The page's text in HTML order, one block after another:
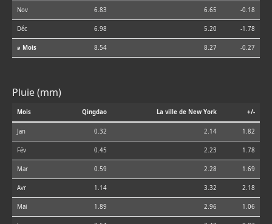
Nov 6.83 6.65 -0.18
Déc 6.98 5.20 -1.78
⌀ Mois 8.54 8.27 -0.27
Pluie (mm)
Mois Qingdao La ville de New York +/-
Jan 0.32 2.14 1.82
Fév 0.45 2.23 1.78
Mar 0.59 2.28 1.69
Avr 1.14 3.32 2.18
Mai 1.89 2.96 1.06